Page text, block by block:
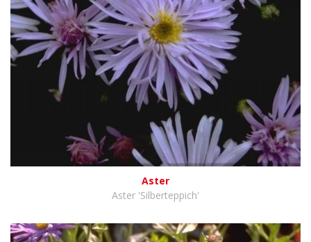
Aster
Aster 'Silberteppich'